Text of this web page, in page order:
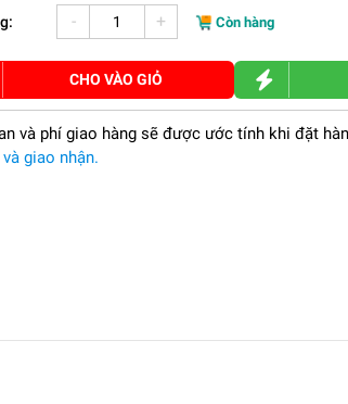
- + Còn hàng
CHO VÀO GIỎ
và phí giao hàng sẽ được ước tính khi đặt
giao nhận.